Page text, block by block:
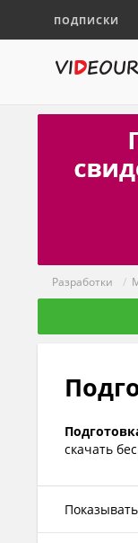
ПОДПИСКИ
Разработки /
скачать
Показывать